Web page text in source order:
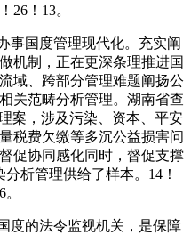
26！13。
国度管理现代化。充实阐
机制，正在更深条理推进国
域、跨部分管理难题阐扬公
关范畴分析管理。湖南省查
案，涉及污染、资本、平安
税费欠缴等多沉公益损害问
促协同感化同时，督促支撑
析管理供给了样本。14！
的法令监视机关，是保障